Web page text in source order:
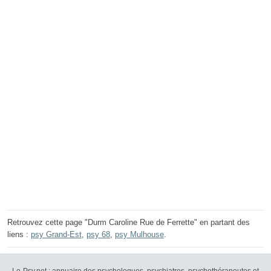
Retrouvez cette page "Durm Caroline Rue de Ferrette" en partant des
liens : psy Grand-Est, psy 68, psy Mulhouse.